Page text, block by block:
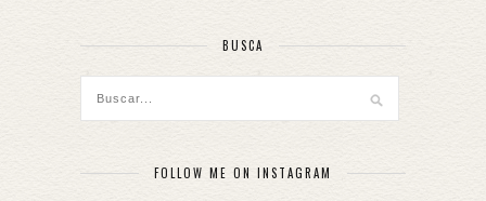
BUSCA
FOLLOW ME ON INSTAGRAM